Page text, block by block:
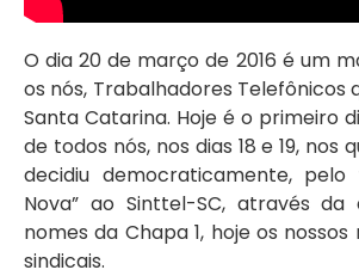
O dia 20 de março de 2016 é um
os nós, Trabalhadores Telefônicos
Santa Catarina. Hoje é o primeiro
de todos nós, nos dias 18 e 19, nos
decidiu democraticamente, pelo
Nova” ao Sinttel-SC, através
nomes da Chapa 1, hoje os
sindicais.